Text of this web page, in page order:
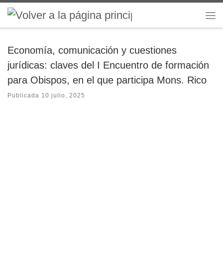
Saltar al contenido
Economía, comunicación y cuestiones
jurídicas: claves del I Encuentro de formación
para Obispos, en el que participa Mons. Rico
Publicada 10 julio, 2025